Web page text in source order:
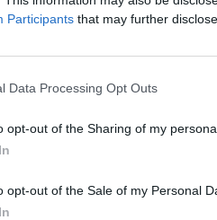
Participants that may further
Data Processing Opt Outs
opt-out of the Sharing of my
opt-out of the Sale of my Personal